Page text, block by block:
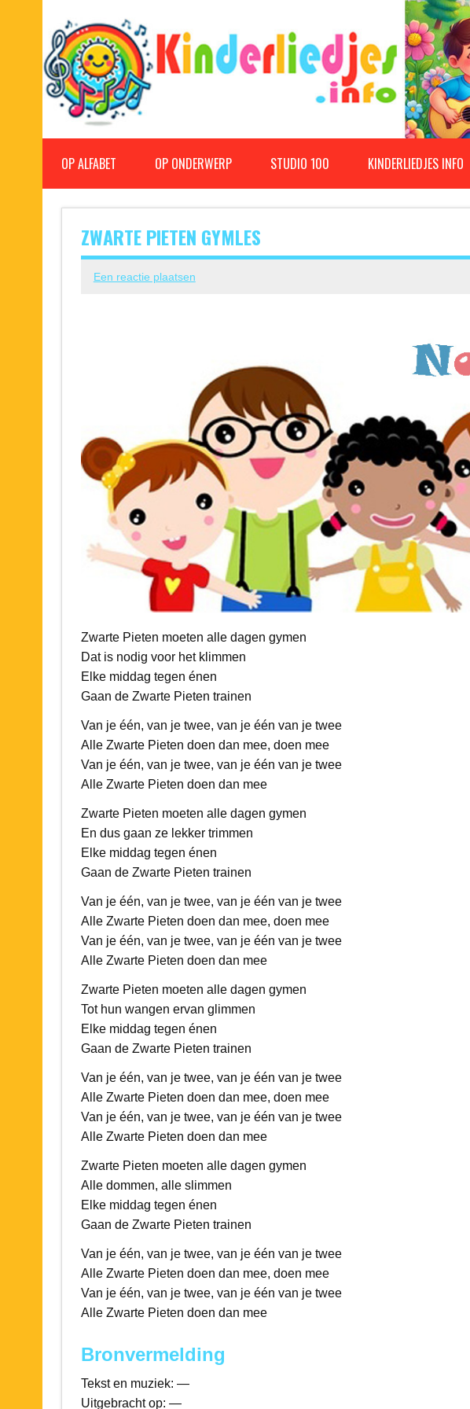
Kinderliedjes
OP ALFABET OP ONDERWERP STUDIO 100 KINDERLIEDJES INFO
ZWARTE PIETEN GYMLES
Een reactie plaatsen
Zwarte Pieten moeten alle dagen gymen
Dat is nodig voor het klimmen
Elke middag tegen énen
Gaan de Zwarte Pieten trainen
Van je één, van je twee, van je één van je twee
Alle Zwarte Pieten doen dan mee, doen mee
Van je één, van je twee, van je één van je twee
Alle Zwarte Pieten doen dan mee
Zwarte Pieten moeten alle dagen gymen
En dus gaan ze lekker trimmen
Elke middag tegen énen
Gaan de Zwarte Pieten trainen
Van je één, van je twee, van je één van je twee
Alle Zwarte Pieten doen dan mee, doen mee
Van je één, van je twee, van je één van je twee
Alle Zwarte Pieten doen dan mee
Zwarte Pieten moeten alle dagen gymen
Tot hun wangen ervan glimmen
Elke middag tegen énen
Gaan de Zwarte Pieten trainen
Van je één, van je twee, van je één van je twee
Alle Zwarte Pieten doen dan mee, doen mee
Van je één, van je twee, van je één van je twee
Alle Zwarte Pieten doen dan mee
Zwarte Pieten moeten alle dagen gymen
Alle dommen, alle slimmen
Elke middag tegen énen
Gaan de Zwarte Pieten trainen
Van je één, van je twee, van je één van je twee
Alle Zwarte Pieten doen dan mee, doen mee
Van je één, van je twee, van je één van je twee
Alle Zwarte Pieten doen dan mee
Bronvermelding
Tekst en muziek: —
Uitgebracht op: —